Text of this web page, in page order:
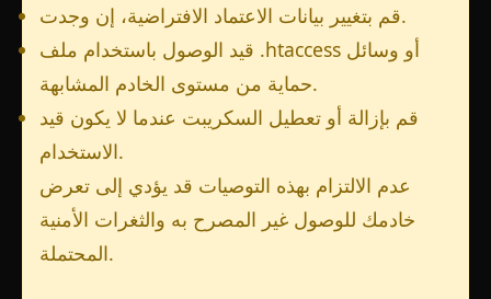
قم بتغيير بيانات الاعتماد الافتراضية، إن وجدت.
قيد الوصول باستخدام ملف .htaccess أو وسائل
حماية من مستوى الخادم المشابهة.
قم بإزالة أو تعطيل السكريبت عندما لا يكون قيد
الاستخدام.
عدم الالتزام بهذه التوصيات قد يؤدي إلى تعرض
خادمك للوصول غير المصرح به والثغرات الأمنية
المحتملة.